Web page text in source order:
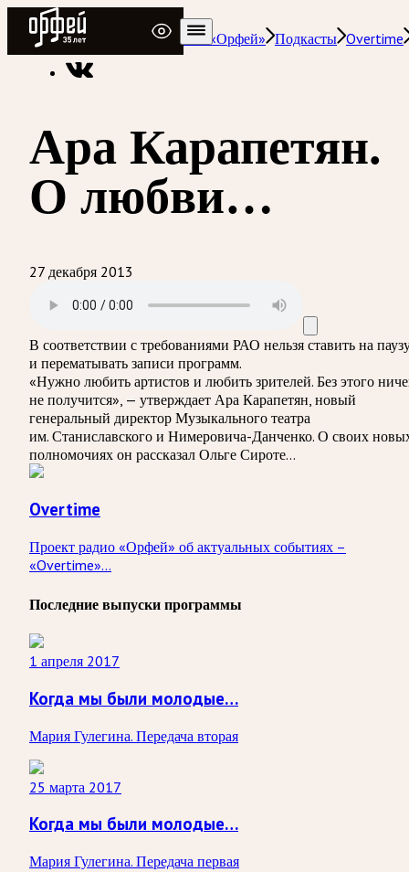
Радио Орфей
Радио классической музыки «Орфей» Подкасты Overtime
Ара Карапетян.
О любви…
27 декабря 2013
В соответствии с требованиями РАО нельзя ставить на
и перематывать записи программ.
«Нужно любить артистов и любить зрителей. Без этого
не получится», — утверждает Ара Карапетян, новый
генеральный директор Музыкального театра
им. Станиславского и Нимеровича-Данченко. О своих
полномочиях он рассказал Ольге Сироте…
Overtime
Проект радио «Орфей» об актуальных событиях –
«Overtime»...
Последние выпуски программы
1 апреля 2017
Когда мы были молодые…
Мария Гулегина. Передача вторая
25 марта 2017
Когда мы были молодые…
Мария Гулегина. Передача первая